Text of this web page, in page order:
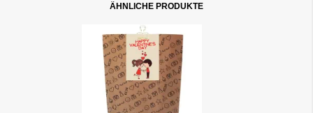
ÄHNLICHE PRODUKTE